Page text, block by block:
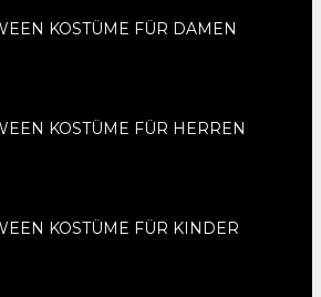
KOSTÜME FÜR DAMEN
KOSTÜME FÜR HERREN
KOSTÜME FÜR KINDER